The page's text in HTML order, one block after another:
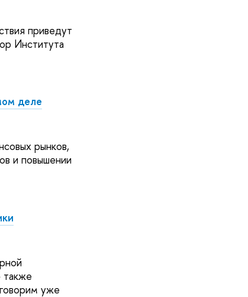
приведут
Института
деле
рынков,
и повышении
также
уже